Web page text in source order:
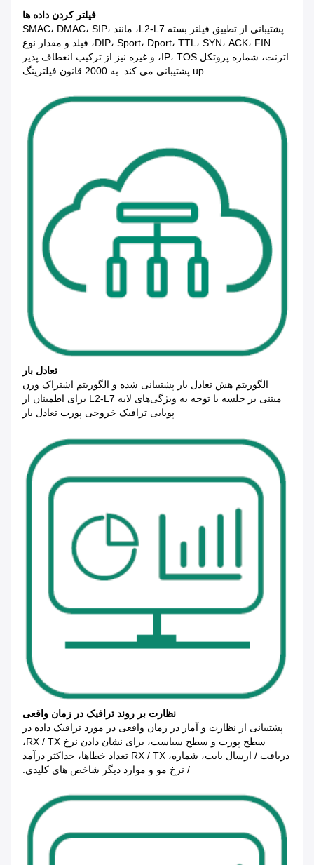
فیلتر کردن داده ها
پشتیبانی از تطبیق فیلتر بسته L2-L7، مانند SMAC، DMAC، SIP،
DIP، Sport، Dport، TTL، SYN، ACK، FIN، فیلد و مقدار نوع
اترنت، شماره پروتکل IP، TOS، و غیره نیز از ترکیب انعطاف پذیر
up پشتیبانی می کند. به 2000 قانون فیلترینگ
تعادل بار
الگوریتم هش تعادل بار پشتیبانی شده و الگوریتم اشتراک وزن
مبتنی بر جلسه با توجه به ویژگی‌های لایه L2-L7 برای اطمینان از
پویایی ترافیک خروجی پورت تعادل بار
نظارت بر روند ترافیک در زمان واقعی
پشتیبانی از نظارت و آمار در زمان واقعی در مورد ترافیک داده در
سطح پورت و سطح سیاست، برای نشان دادن نرخ RX / TX،
دریافت / ارسال بایت، شماره، RX / TX تعداد خطاها، حداکثر درآمد
/ نرخ مو و موارد دیگر شاخص های کلیدی.